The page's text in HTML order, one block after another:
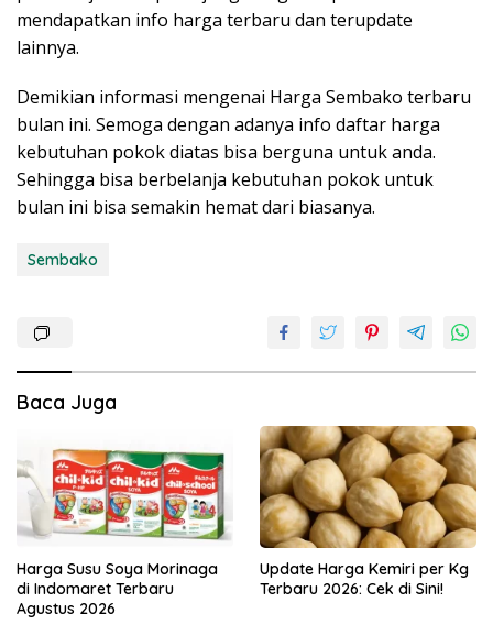
mendapatkan info harga terbaru dan terupdate
lainnya.
Demikian informasi mengenai Harga Sembako terbaru
bulan ini. Semoga dengan adanya info daftar harga
kebutuhan pokok diatas bisa berguna untuk anda.
Sehingga bisa berbelanja kebutuhan pokok untuk
bulan ini bisa semakin hemat dari biasanya.
Sembako
Baca Juga
Harga Susu Soya Morinaga
di Indomaret Terbaru
Agustus 2026
Update Harga Kemiri per Kg
Terbaru 2026: Cek di Sini!